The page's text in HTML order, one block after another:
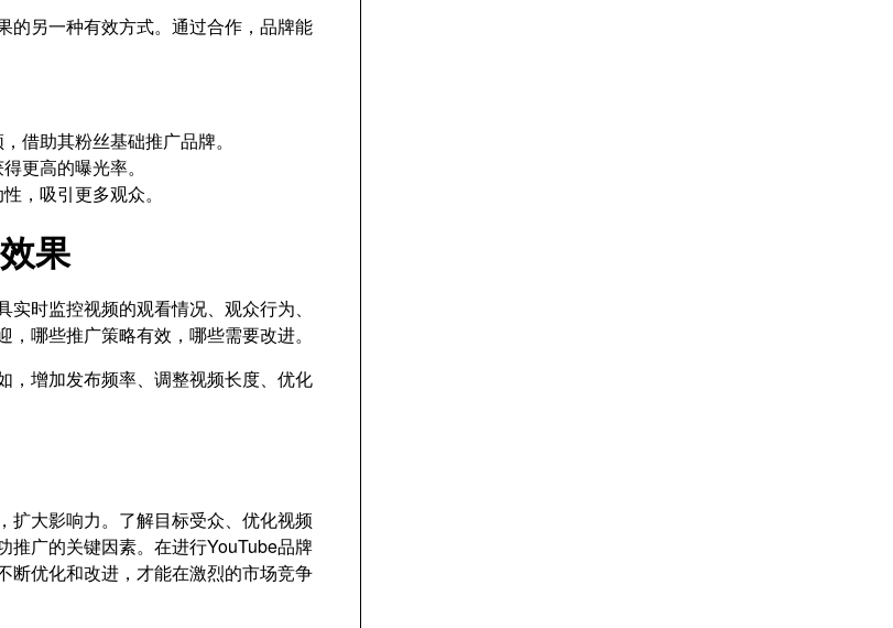
的另一种有效方式。通过合作，品牌能
借助其粉丝基础推广品牌。
更高的曝光率。
，吸引更多观众。
果
时监控视频的观看情况、观众行为、
哪些推广策略有效，哪些需要改进。
，增加发布频率、调整视频长度、优化
扩大影响力。了解目标受众、优化视频
推广的关键因素。在进行YouTube品牌
断优化和改进，才能在激烈的市场竞争